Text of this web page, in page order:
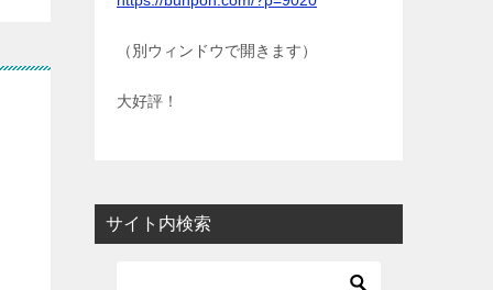
（別ウィンドウで開きます）
大好評！
サイト内検索